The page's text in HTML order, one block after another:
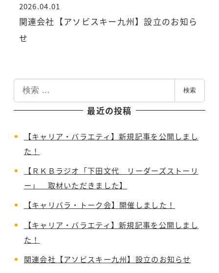
関連会社【アソビスキー九州】設立のお知ら
せ
投稿日
2026.04.01
索
検索
最近の投稿
【キャリア・バラエティ】新規記事を公開しまし
た！
【ＲＫＢラジオ「下田文代 リーダーズストーリ
ー」 取材いただきました】
【キャリバラ・トーク会】開催しました！
【キャリア・バラエティ】新規記事を公開しまし
た！
関連会社【アソビスキー九州】設立のお知らせ